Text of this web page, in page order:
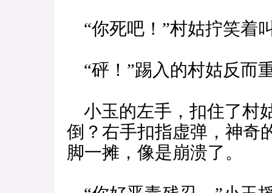
“你死吧！”村姑拧笑着
“砰！”踢入的村姑反而
小玉的左手，扣住了村
倒？右手扣指虚弹，神奇
脚一摊，像是崩溃了。